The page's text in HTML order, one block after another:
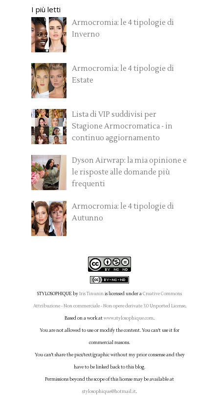
I più letti
Armocromia: le 4 tipologie di
Inverno
Armocromia: le 4 tipologie di
Estate
Lista di VIP suddivisi per
Stagione Armocromatica - in
continuo aggiornamento
Dyson Airwrap: la mia opinione e
le risposte alle domande più
frequenti
Armocromia: le 4 tipologie di
Autunno
STYLOSOPHIQUEbyIris Tinuninis licensed under aCreative Commons
Attribuzione - Non commerciale - Non opere derivate 3.0 Unported License.
Based on a work atwww.stylosophique.com.
You are not allowed to use or modify the content. You can't use it for
commercial reasons.
You can't share the pics/text/graphic without my prior consense and they
have to be linked back to this blog.
Permissions beyond the scope of this license may be available at
stylosophique@hotmail.it.